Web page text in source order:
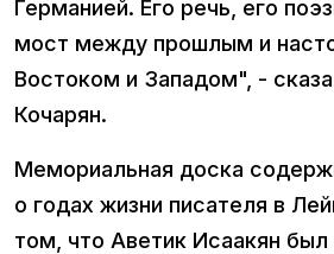
Германией. Его речь, его
мост между прошлым и
Востоком и Западом", -
Кочарян.
Мемориальная доска
о годах жизни писателя в
том, что Аветик Исаакян был